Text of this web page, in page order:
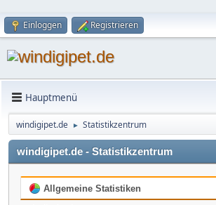
Einloggen Registrieren
Hauptmenü
windigipet.de ► Statistikzentrum
windigipet.de - Statistikzentrum
Allgemeine Statistiken